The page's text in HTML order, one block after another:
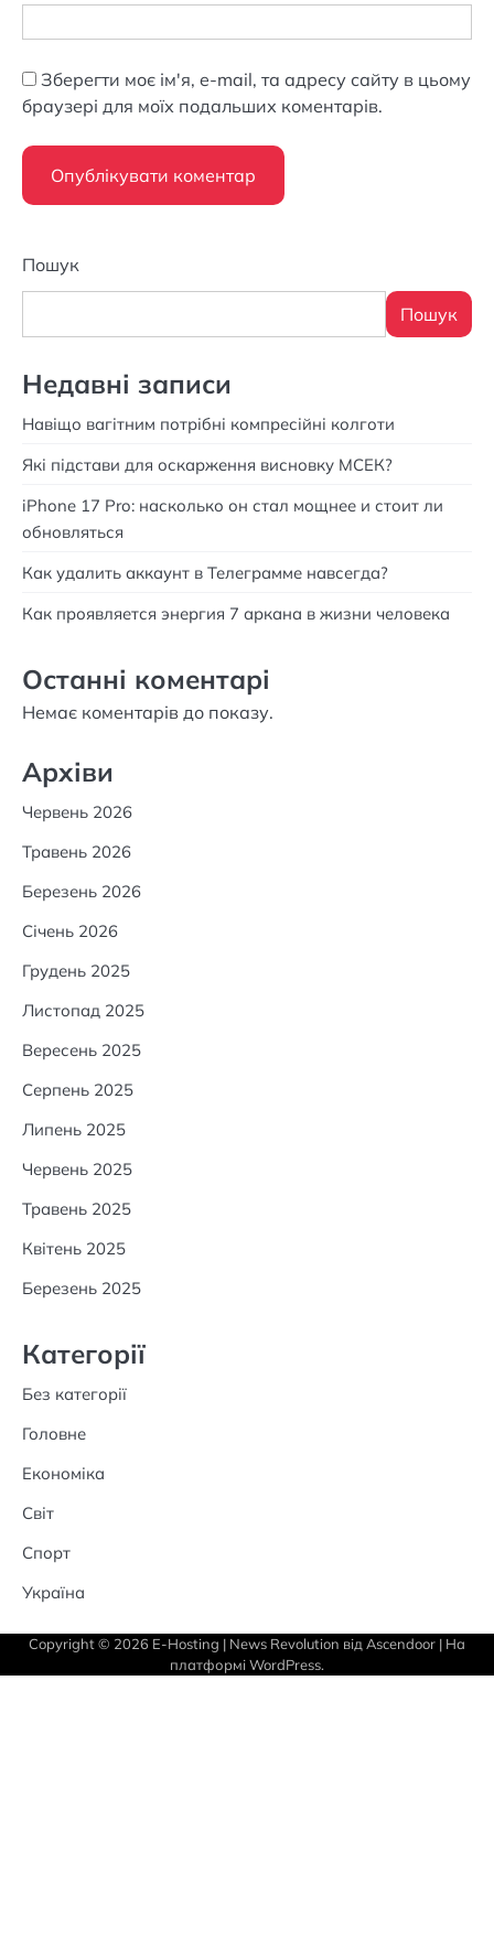
Зберегти моє ім'я, e-mail, та адресу сайту в цьому
браузері для моїх подальших коментарів.
Пошук
Пошук
Недавні записи
Навіщо вагітним потрібні компресійні колготи
Які підстави для оскарження висновку МСЕК?
iPhone 17 Pro: насколько он стал мощнее и стоит ли
обновляться
Как удалить аккаунт в Телеграмме навсегда?
Как проявляется энергия 7 аркана в жизни человека
Останні коментарі
Немає коментарів до показу.
Архіви
Червень 2026
Травень 2026
Березень 2026
Січень 2026
Грудень 2025
Листопад 2025
Вересень 2025
Серпень 2025
Липень 2025
Червень 2025
Травень 2025
Квітень 2025
Березень 2025
Категорії
Без категорії
Головне
Економіка
Світ
Спорт
Україна
Copyright © 2026 E-Hosting | News Revolution від Ascendoor | На
платформіWordPress.